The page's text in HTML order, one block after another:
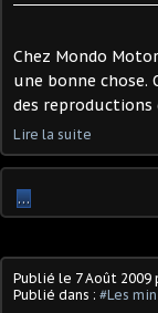
Chez Mondo
une bonne
des reproductions
Lire la suite
…
Publié le 7 Août 2009
Publié dans : #Les